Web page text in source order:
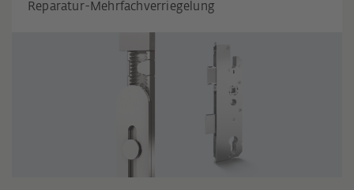
Reparatur-Mehrfachverriegelung